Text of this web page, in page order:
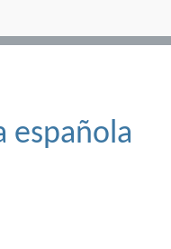
española